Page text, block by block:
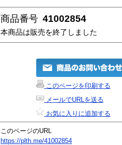
商品番号 41002854
本商品は販売を終了しました
このページを印刷する
メールでURLを送る
お気に入りに追加する
このページのURL
https://plth.me/41002854